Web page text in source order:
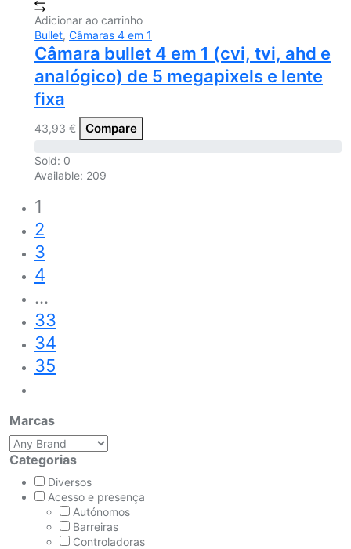
Adicionar ao carrinho
Bullet, Câmaras 4 em 1
Câmara bullet 4 em 1 (cvi, tvi, ahd e
analógico) de 5 megapixels e lente
fixa
43,93 € Compare
Sold: 0
Available: 209
1
2
3
4
…
33
34
35
Marcas
Categorias
Diversos
Acesso e presença
Autónomos
Barreiras
Controladoras